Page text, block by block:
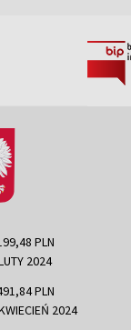
PLN
2024
PLN
2024